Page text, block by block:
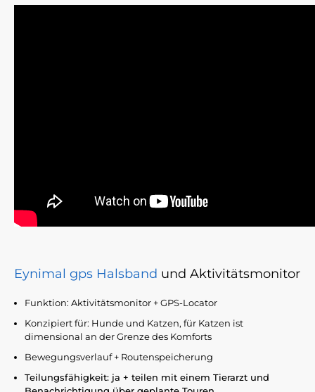
Eynimal gps Halsband und Aktivitätsmonitor
Funktion: Aktivitätsmonitor + GPS-Locator
Konzipiert für: Hunde und Katzen, für Katzen ist
dimensional an der Grenze des Komforts
Bewegungsverlauf + Routenspeicherung
Teilungsfähigkeit: ja + teilen mit einem Tierarzt und